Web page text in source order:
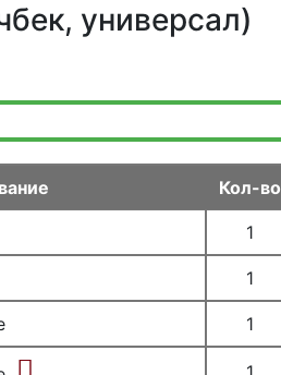
универсал)
Кол-во
1
1
1